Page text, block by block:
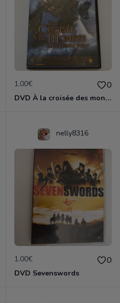
1.00€ 0
DVD À la croisée des mondes
nelly8316
1.00€ 0
DVD Sevenswords